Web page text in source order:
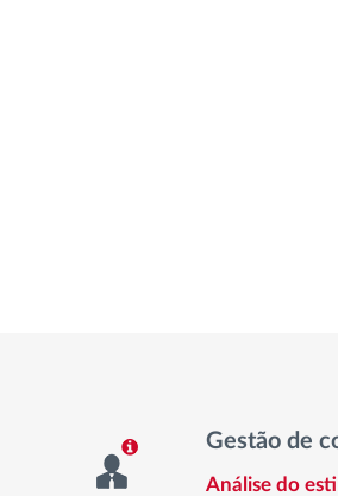
Gestão de
Análise do